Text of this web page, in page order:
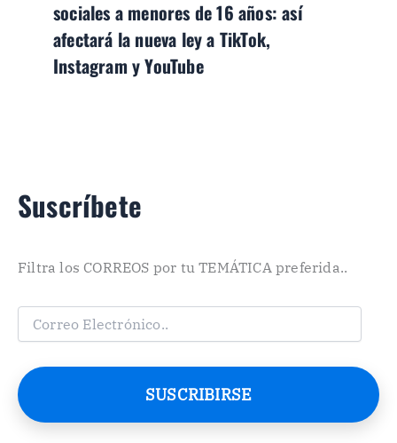
sociales a menores de 16 años: así
afectará la nueva ley a TikTok,
Instagram y YouTube
Suscríbete
Filtra los CORREOS por tu TEMÁTICA preferida..
C
e
o
SUSCRIBIRSE